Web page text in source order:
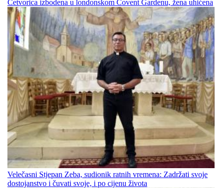
Četvorica izbodena u londonskom Covent Gardenu, žena uhićena
Velečasni Stjepan Zeba, sudionik ratnih vremena: Zadržati svoje
dostojanstvo i čuvati svoje, i po cijenu života